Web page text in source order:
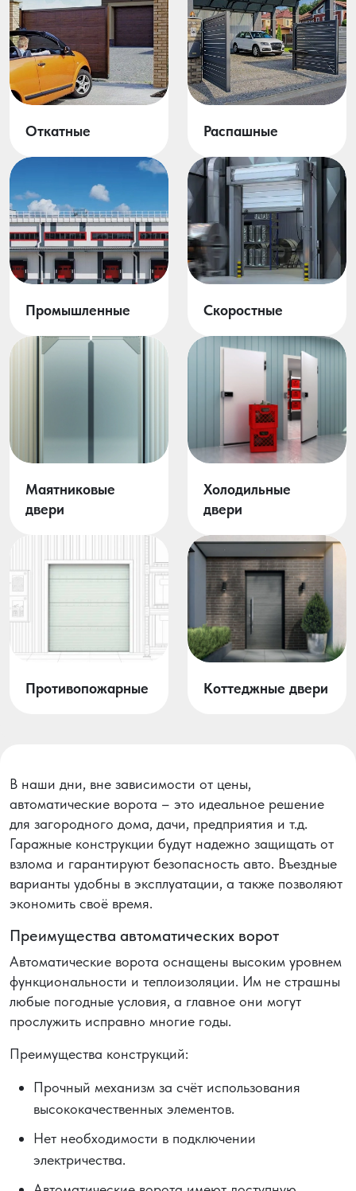
Откатные Распашные
Промышленные Скоростные
Маятниковые
двери
Холодильные
двери
Противопожарные Коттеджные двери
В наши дни, вне зависимости от цены,
автоматические ворота – это идеальное решение
для загородного дома, дачи, предприятия и т.д.
Гаражные конструкции будут надежно защищать от
взлома и гарантируют безопасность авто. Въездные
варианты удобны в эксплуатации, а также позволяют
экономить своё время.
Преимущества автоматических ворот
Автоматические ворота оснащены высоким уровнем
функциональности и теплоизоляции. Им не страшны
любые погодные условия, а главное они могут
прослужить исправно многие годы.
Преимущества конструкций:
Прочный механизм за счёт использования
высококачественных элементов.
Нет необходимости в подключении
электричества.